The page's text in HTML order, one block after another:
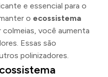
e essencial para o
o ecossistema
colmeias, você aumenta
Essas são
polinizadores.